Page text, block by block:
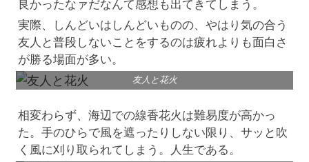
良かったなァだなんて感想も出てきてしまう。
実際、しんどいはしんどいものの、やはり気の合う
友人と普段しないことをするのは疲れよりも面白さ
が勝る場面が多い。
友人と花火
相変わらず、海辺での線香花火は難易度が高かっ
た。手のひらで風を遮ったりしない限り、サッと吹
く風に刈り取られてしまう。人生である。